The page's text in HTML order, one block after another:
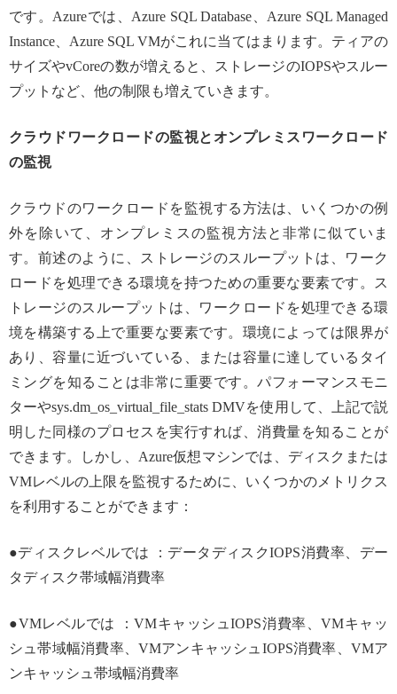
です。Azureでは、Azure SQL Database、Azure SQL Managed
Instance、Azure SQL VMがこれに当てはまります。ティアの
サイズやvCoreの数が増えると、ストレージのIOPSやスルー
プットなど、他の制限も増えていきます。
クラウドワークロードの監視とオンプレミスワークロード
の監視
クラウドのワークロードを監視する方法は、いくつかの例
外を除いて、オンプレミスの監視方法と非常に似ていま
す。前述のように、ストレージのスループットは、ワーク
ロードを処理できる環境を持つための重要な要素です。ス
トレージのスループットは、ワークロードを処理できる環
境を構築する上で重要な要素です。環境によっては限界が
あり、容量に近づいている、または容量に達しているタイ
ミングを知ることは非常に重要です。パフォーマンスモニ
ターやsys.dm_os_virtual_file_stats DMVを使用して、上記で説
明した同様のプロセスを実行すれば、消費量を知ることが
できます。しかし、Azure仮想マシンでは、ディスクまたは
VMレベルの上限を監視するために、いくつかのメトリクス
を利用することができます：
●ディスクレベルでは ：データディスクIOPS消費率、デー
タディスク帯域幅消費率
●VMレベルでは ：VMキャッシュIOPS消費率、VMキャッ
シュ帯域幅消費率、VMアンキャッシュIOPS消費率、VMア
ンキャッシュ帯域幅消費率